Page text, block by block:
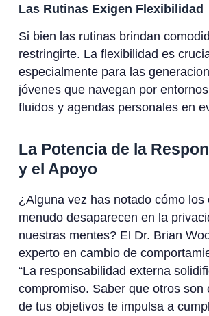
Las Rutinas Exigen Flexibilidad
Si bien las rutinas brindan
restringirte. La flexibilidad es
especialmente para las
jóvenes que navegan por
fluidos y agendas personales en
La Potencia de la
y el Apoyo
¿Alguna vez has notado cómo los
menudo desaparecen en la
nuestras mentes? El Dr. Brian
experto en cambio de
“La responsabilidad externa
compromiso. Saber que otros son
de tus objetivos te impulsa a